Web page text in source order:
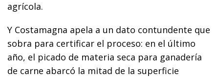
agrícola.
Y Costamagna apela a un dato contundente que
sobra para certificar el proceso: en el último
año, el picado de materia seca para ganadería
de carne abarcó la mitad de la superficie